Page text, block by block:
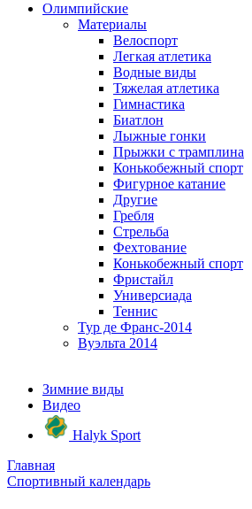
Олимпийские
Материалы
Велоспорт
Легкая атлетика
Водные виды
Тяжелая атлетика
Гимнастика
Биатлон
Лыжные гонки
Прыжки с трамплина
Конькобежный спорт
Фигурное катание
Другие
Гребля
Стрельба
Фехтование
Конькобежный спорт
Фристайл
Универсиада
Теннис
Тур де Франс-2014
Вуэльта 2014
Зимние виды
Видео
Halyk Sport
Главная
Спортивный календарь